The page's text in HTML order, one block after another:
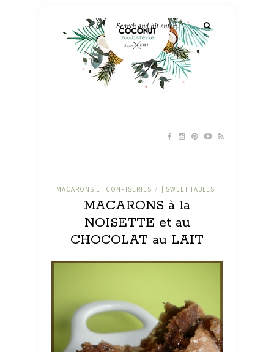
MACARONS ET CONFISERIES / | SWEET TABLES
MACARONS à la
NOISETTE et au
CHOCOLAT au LAIT